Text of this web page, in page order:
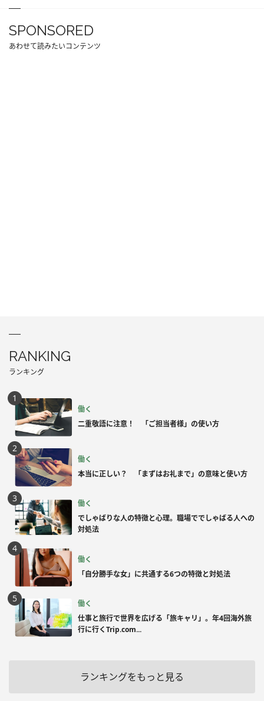
SPONSORED
あわせて読みたいコンテンツ
RANKING
ランキング
働く
二重敬語に注意！ 「ご担当者様」の使い方
働く
本当に正しい？ 「まずはお礼まで」の意味と使い方
働く
でしゃばりな人の特徴と心理。職場ででしゃばる人への
対処法
働く
「自分勝手な女」に共通する6つの特徴と対処法
働く
仕事と旅行で世界を広げる「旅キャリ」。年4回海外旅
行に行くTrip.com...
ランキングをもっと見る